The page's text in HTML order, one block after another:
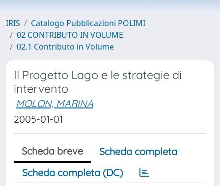
IRIS
Catalogo Pubblicazioni POLIMI
02 CONTRIBUTO IN VOLUME
02.1 Contributo in Volume
Il Progetto Lago e le strategie di
intervento
MOLON, MARINA
2005-01-01
Scheda breve
Scheda completa
Scheda completa (DC)